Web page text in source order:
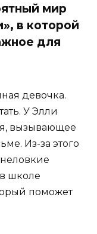
мир
в которой
для
девочка.
У Элли
вызывающее
Из-за этого
школе
поможет